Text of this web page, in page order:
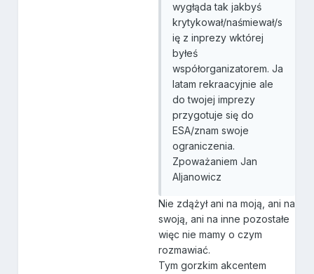
wygłąda tak jakbyś
krytykował/naśmiewał/s
ię z inprezy wktórej
byłeś
współorganizatorem. Ja
latam rekraacyjnie ale
do twojej imprezy
przygotuje się do
ESA/znam swoje
ograniczenia.
Zpoważaniem Jan
Aljanowicz
Nie zdążył ani na moją, ani na
swoją, ani na inne pozostałe
więc nie mamy o czym
rozmawiać.
Tym gorzkim akcentem